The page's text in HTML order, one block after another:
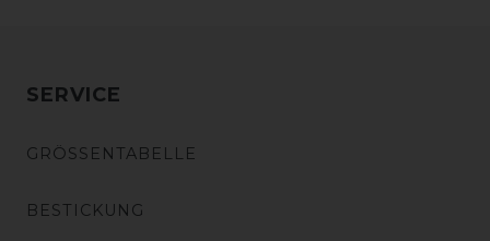
SERVICE
GRÖSSENTABELLE
BESTICKUNG